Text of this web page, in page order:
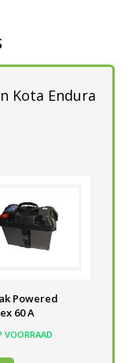
Kota Endura
Powered
60 A
VOORRAAD